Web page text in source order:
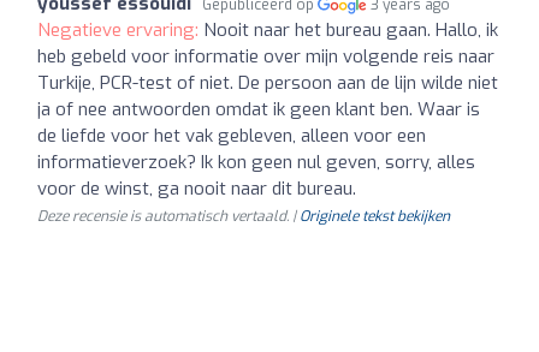
Gepubliceerd op 3 years ago
Negatieve ervaring: Nooit naar het bureau gaan. Hallo, ik
heb gebeld voor informatie over mijn volgende reis naar
Turkije, PCR-test of niet. De persoon aan de lijn wilde niet
ja of nee antwoorden omdat ik geen klant ben. Waar is
de liefde voor het vak gebleven, alleen voor een
informatieverzoek? Ik kon geen nul geven, sorry, alles
voor de winst, ga nooit naar dit bureau.
Deze recensie is automatisch vertaald. |Originele tekst bekijken